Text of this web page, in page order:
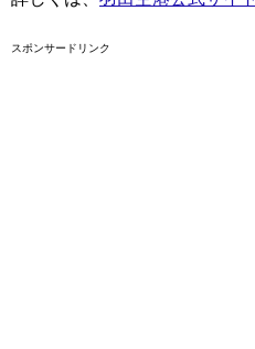
スポンサードリンク